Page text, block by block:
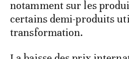
notamment sur les
certains demi-produits
transformation.